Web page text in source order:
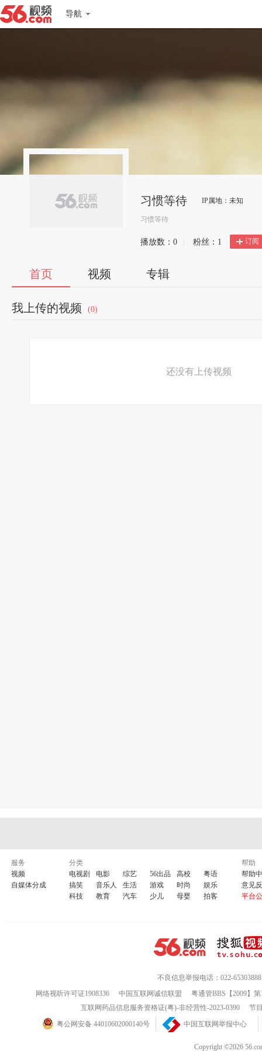
导航
习惯等待 IP属地：未知
习惯等待
播放数： 0 粉丝： 1 订阅
首页 视频 专辑
我上传的视频 (0)
还没有上传视频
服务
视频
自媒体分成
分类
电视剧
电影 综艺 56出品 高校
粤语
搞笑
音乐人 生活 游戏 时尚
娱乐
科技
教育 汽车 少儿 母婴 拍客
帮助
帮助
意见
平台
不良信息举报电话：022-65303888
网络视听许可证1908336
中国互联网诚信联盟
粤通管BBS【2009】
互联网药品信息服务资格证(粤)-非经营性-2023-0390
节
粤公网安备 44010602000140号
中国互联网举报中心
Copyright ©2026